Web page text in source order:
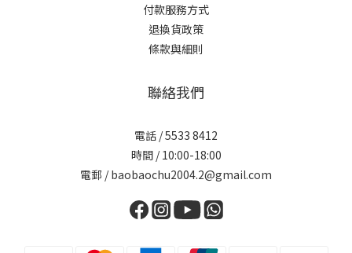
付款服務方式
退換貨政策
條款與細則
聯絡我們
電話 / 5533 8412
時間 / 10:00-18:00
電郵 / baobaochu2004.2@gmail.com